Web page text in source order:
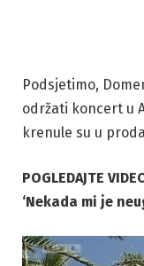
Podsjetimo,
održati koncert u
krenule su u
POGLEDAJTE
‘Nekada mi je